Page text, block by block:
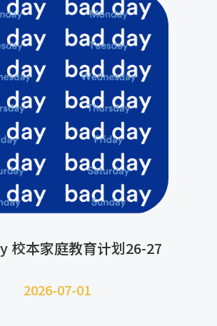
校本家庭教育计划26-27
2026-07-01